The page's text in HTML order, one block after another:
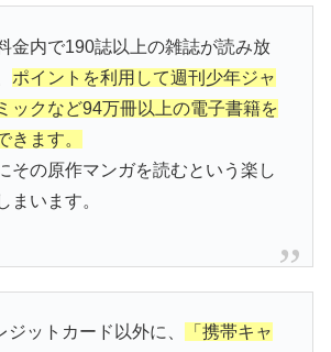
金内で190誌以上の雑誌が読み放
ポイントを利用して週刊少年ジャ
ックなど94万冊以上の電子書籍を
きます。
その原作マンガを読むという楽し
まいます。
ットカード以外に、
「携帯キャ